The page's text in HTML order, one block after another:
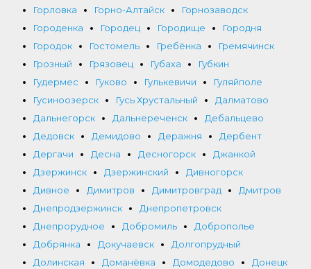
Горловка Горно-Алтайск
Горнозаводск
Городенка
Городец Городище
Городня
Городок
Гостомель Гребёнка
Гремячинск
Грозный
Грязовец Губаха
Губкин
Гудермес
Гуково Гулькевичи
Гуляйполе
Гусиноозерск
Гусь Хрустальный
Далматово
Дальнегорск
Дальнереченск
Дебальцево
Дедовск
Демидово Деражня
Дербент
Дергачи
Десна Десногорск
Джанкой
Дзержинск
Дзержинский
Дивногорск
Дивное
Димитров Димитровград
Дмитров
Днепродзержинск
Днепропетровск
Днепрорудное
Добромиль
Доброполье
Добрянка
Докучаевск
Долгопрудный
Долинская
Доманёвка Домодедово
Донецк